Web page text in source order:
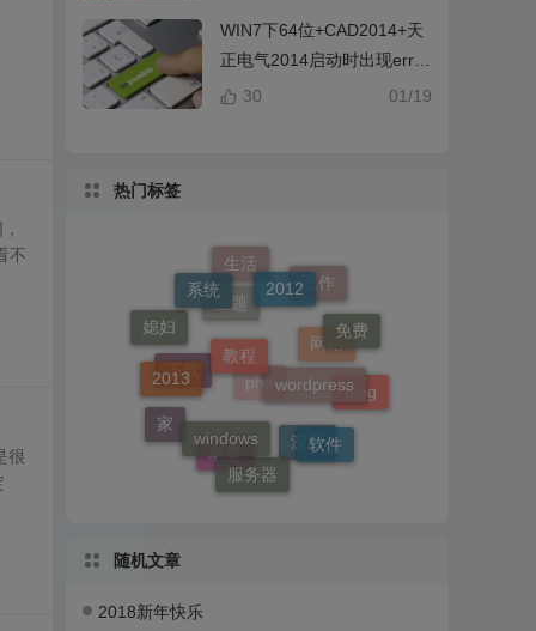
不
很
WIN7下64位+CAD2014+天
正电气2014启动时出现error
提示解决办法
01/19
30
热门标签
windows
服务器
软件
wordpress
教程
2013
家
老婆 深圳
blog
免费
2012
系统
媳妇
下载
php
网站
工作
生活
主题
随机文章
2018新年快乐